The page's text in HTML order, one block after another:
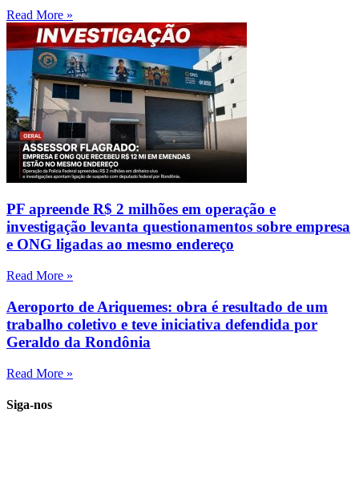
Read More »
PF apreende R$ 2 milhões em operação e
investigação levanta questionamentos sobre empresa
e ONG ligadas ao mesmo endereço
Read More »
Aeroporto de Ariquemes: obra é resultado de um
trabalho coletivo e teve iniciativa defendida por
Geraldo da Rondônia
Read More »
Siga-nos